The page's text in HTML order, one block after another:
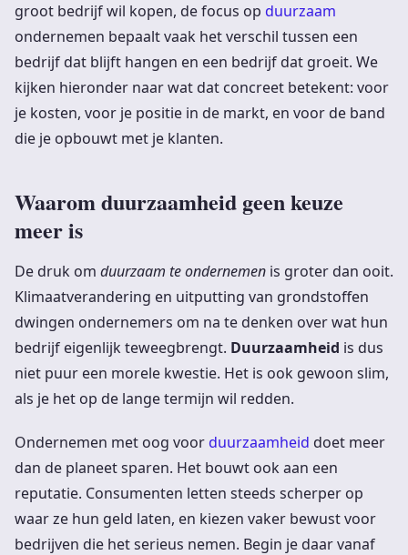
groot bedrijf wil kopen, de focus op duurzaam
ondernemen bepaalt vaak het verschil tussen een
bedrijf dat blijft hangen en een bedrijf dat groeit. We
kijken hieronder naar wat dat concreet betekent: voor
je kosten, voor je positie in de markt, en voor de band
die je opbouwt met je klanten.
Waarom duurzaamheid geen keuze
meer is
De druk om duurzaam te ondernemen is groter dan ooit.
Klimaatverandering en uitputting van grondstoffen
dwingen ondernemers om na te denken over wat hun
bedrijf eigenlijk teweegbrengt. Duurzaamheid is dus
niet puur een morele kwestie. Het is ook gewoon slim,
als je het op de lange termijn wil redden.
Ondernemen met oog voor duurzaamheid doet meer
dan de planeet sparen. Het bouwt ook aan een
reputatie. Consumenten letten steeds scherper op
waar ze hun geld laten, en kiezen vaker bewust voor
bedrijven die het serieus nemen. Begin je daar vanaf